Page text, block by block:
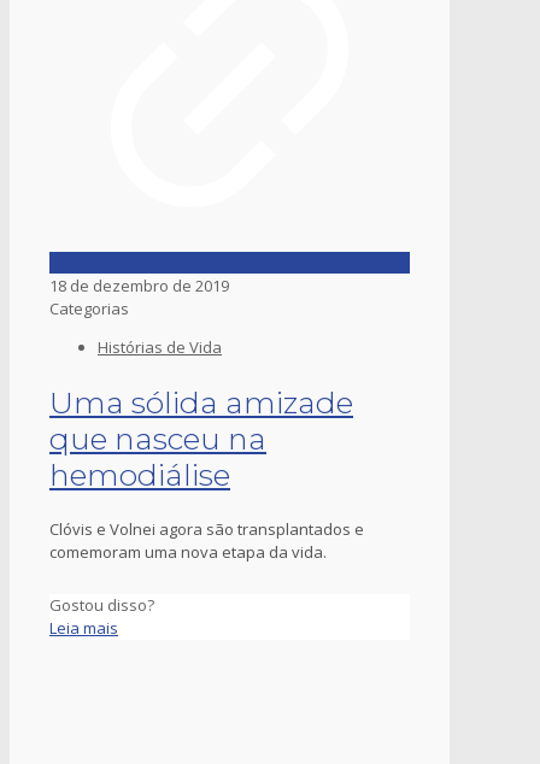
18 de dezembro de 2019
Categorias
Histórias de Vida
Uma sólida amizade
que nasceu na
hemodiálise
Clóvis e Volnei agora são transplantados e
comemoram uma nova etapa da vida.
Gostou disso?
Leia mais